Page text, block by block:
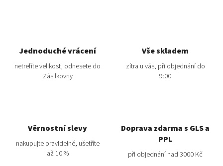
Jednoduché vrácení
netrefíte velikost, odnesete do
Zásilkovny
Vše skladem
zítra u vás, při objednání do
9:00
Věrnostní slevy
nakupujte pravidelně, ušetříte
až 10 %
Doprava zdarma s GLS a
PPL
při objednání nad 3000 Kč